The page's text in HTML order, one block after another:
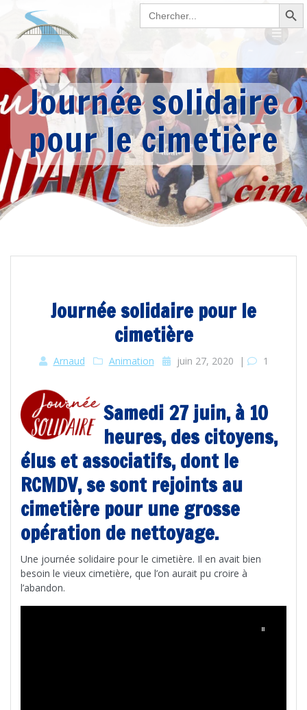
Search Search Button
Passer
au
Journée solidaire
pour le cimetière
Journée solidaire pour le
cimetière
Arnaud Animation juin 27, 2020 | 1
Samedi 27 juin, à 10
heures, des citoyens,
élus et associatifs, dont le
RCMDV, se sont rejoints au
cimetière pour une grosse
opération de nettoyage.
Une journée solidaire pour le cimetière. Il en avait bien
besoin le vieux cimetière, que l’on aurait pu croire à
l’abandon.